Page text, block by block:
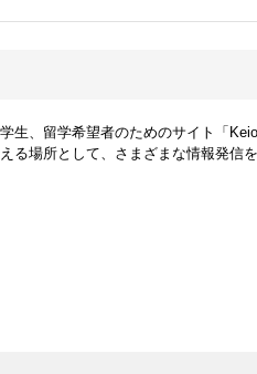
、留学希望者のためのサイト「Keio
る場所として、さまざまな情報発信